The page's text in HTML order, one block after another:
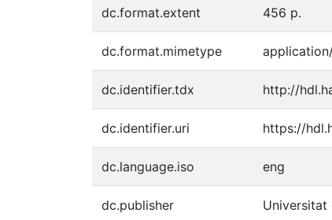
dc.format.extent 456 p.
dc.format.mimetype
dc.identifier.tdx http://
dc.identifier.uri https://
dc.language.iso eng
dc.publisher Universitat